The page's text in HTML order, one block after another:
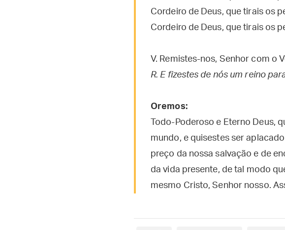
Cordeiro de Deus, que tirais os
Cordeiro de Deus, que tirais os
V. Remistes-nos, Senhor com o
R. E fizestes de nós um reino
Oremos:
Todo-Poderoso e Eterno Deus,
mundo, e quisestes ser
preço da nossa salvação e de
da vida presente, de tal modo
mesmo Cristo, Senhor nosso.